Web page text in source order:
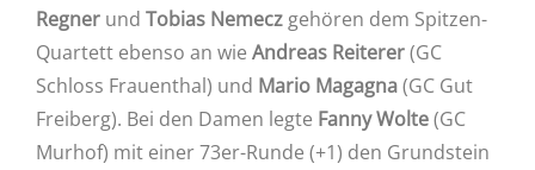
Regner und Tobias Nemecz gehören dem Spitzen-
Quartett ebenso an wie Andreas Reiterer(GC
Schloss Frauenthal) und Mario Magagna(GC Gut
Freiberg). Bei den Damen legte Fanny Wolte(GC
Murhof) mit einer 73er-Runde (+1) den Grundstein